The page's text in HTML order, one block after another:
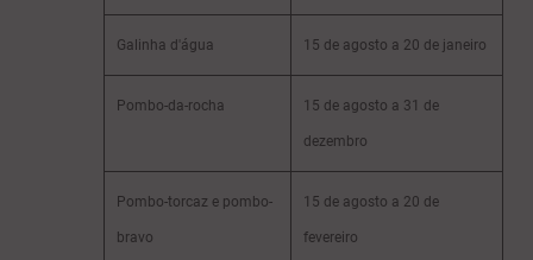
Galinha d'água 15 de agosto a 20 de janeiro
Pombo-da-rocha 15 de agosto a 31 de
dezembro
Pombo-torcaz e pombo-
bravo
15 de agosto a 20 de
fevereiro